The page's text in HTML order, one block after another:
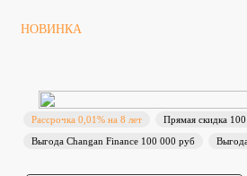
НОВИНКА
Рассрочка 0,01% на 8 лет
Прямая скидка
Выгода Changan Finance 100 000 руб